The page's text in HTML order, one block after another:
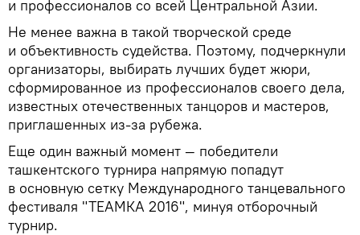
и профессионалов со всей Центральной Азии.
Не менее важна в такой творческой среде
и объективность судейства. Поэтому, подчеркнули
организаторы, выбирать лучших будет жюри,
сформированное из профессионалов своего дела,
известных отечественных танцоров и мастеров,
приглашенных из-за рубежа.
Еще один важный момент — победители
ташкентского турнира напрямую попадут
в основную сетку Международного танцевального
фестиваля "ТЕАМКА 2016", минуя отборочный
турнир.